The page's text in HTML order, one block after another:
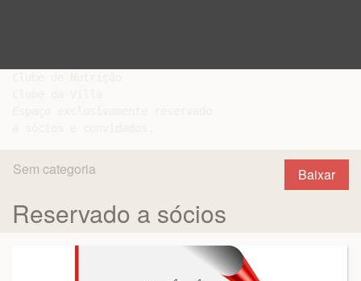
Baixar
Sem categoria
Reservado a sócios